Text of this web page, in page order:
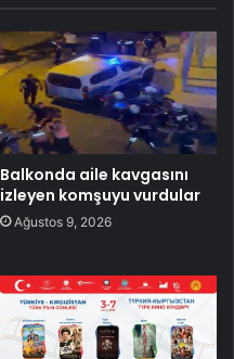
Balkonda aile kavgasını
izleyen komşuyu vurdular
Ağustos 9, 2026